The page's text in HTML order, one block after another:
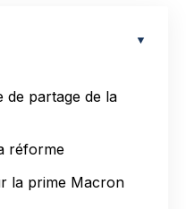
de partage de la
réforme
la prime Macron